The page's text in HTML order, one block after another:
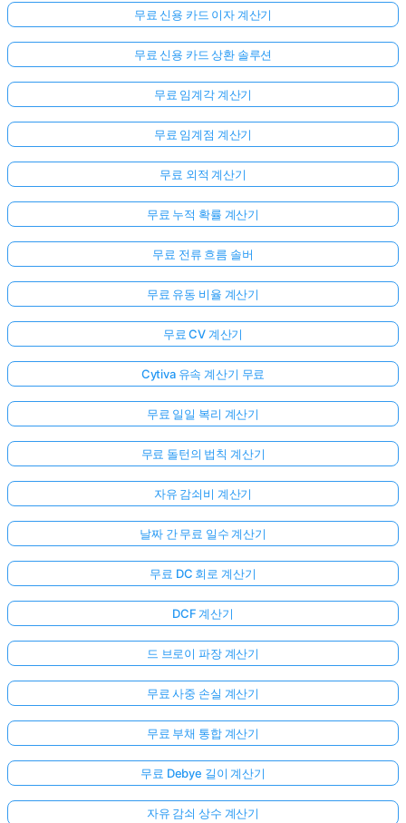
무료 신용 카드 이자 계산기
무료 신용 카드 상환 솔루션
무료 임계각 계산기
무료 임계점 계산기
무료 외적 계산기
무료 누적 확률 계산기
무료 전류 흐름 솔버
무료 유동 비율 계산기
무료 CV 계산기
Cytiva 유속 계산기 무료
무료 일일 복리 계산기
무료 돌턴의 법칙 계산기
자유 감쇠비 계산기
날짜 간 무료 일수 계산기
무료 DC 회로 계산기
DCF 계산기
드 브로이 파장 계산기
무료 사중 손실 계산기
무료 부채 통합 계산기
무료 Debye 길이 계산기
자유 감쇠 상수 계산기